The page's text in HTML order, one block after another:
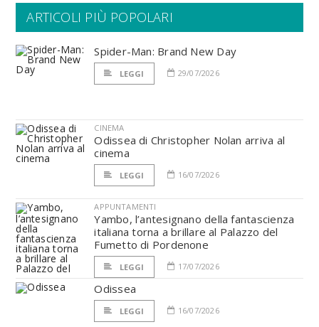
ARTICOLI PIÙ POPOLARI
Spider-Man: Brand New Day
LEGGI 29/07/2026
CINEMA
Odissea di Christopher Nolan arriva al
cinema
LEGGI 16/07/2026
APPUNTAMENTI
Yambo, l’antesignano della fantascienza
italiana torna a brillare al Palazzo del
Fumetto di Pordenone
LEGGI 17/07/2026
Odissea
LEGGI 16/07/2026